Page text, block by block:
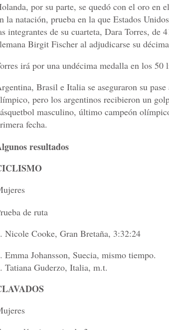
por su parte, se quedó con el oro en
la natación, prueba en la que Estados
integrantes de su cuarteta, Dara Torres, de
Birgit Fischer al adjudicarse su
irá por una undécima medalla en los 50
Brasil e Italia se aseguraron su
pero los argentinos recibieron un
masculino, último campeón
fecha.
resultados
de ruta
Nicole Cooke, Gran Bretaña, 3:32:24
Emma Johansson, Suecia, mismo tiempo.
Tatiana Guderzo, Italia, m.t.